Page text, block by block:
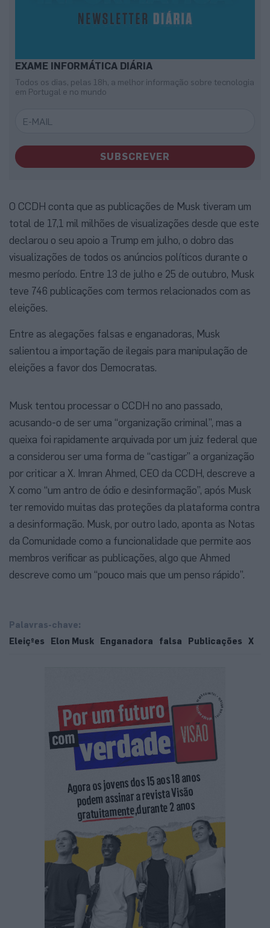
EXAME INFORMÁTICA DIÁRIA
Todos os dias, pelas 18h, a melhor informação sobre tecnologia
em Portugal e no mundo
SUBSCREVER
O CCDH conta que as publicações de Musk tiveram um
total de 17,1 mil milhões de visualizações desde que este
declarou o seu apoio a Trump em julho, o dobro das
visualizações de todos os anúncios políticos durante o
mesmo período. Entre 13 de julho e 25 de outubro, Musk
teve 746 publicações com termos relacionados com as
eleições.
Entre as alegações falsas e enganadoras, Musk
salientou a importação de ilegais para manipulação de
eleições a favor dos Democratas.
Musk tentou processar o CCDH no ano passado,
acusando-o de ser uma “organização criminal”, mas a
queixa foi rapidamente arquivada por um juiz federal que
a considerou ser uma forma de “castigar” a organização
por criticar a X. Imran Ahmed, CEO da CCDH, descreve a
X como “um antro de ódio e desinformação”, após Musk
ter removido muitas das proteções da plataforma contra
a desinformação. Musk, por outro lado, aponta as Notas
da Comunidade como a funcionalidade que permite aos
membros verificar as publicações, algo que Ahmed
descreve como um “pouco mais que um penso rápido”.
Palavras-chave:
Eleiçºes
Elon Musk Enganadora falsa Publicações X